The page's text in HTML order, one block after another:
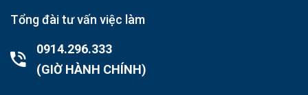
Tổng đài tư vấn việc làm
0914.296.333
(GIỜ HÀNH CHÍNH)